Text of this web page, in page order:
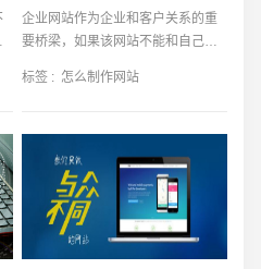
企业网站作为企业和客户关系的重
要桥梁，如果该网站不能和自己的
流，不断吸引客户通过网站和企业
网站建立的意义，那么，
标签 : 怎么制作网站